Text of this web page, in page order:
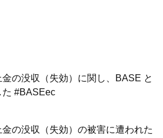
金の没収（失効）に関し、BASE と
た #BASEec
金の没収（失効）の被害に遭われた